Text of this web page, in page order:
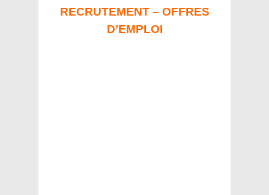
RECRUTEMENT – OFFRES
D’EMPLOI